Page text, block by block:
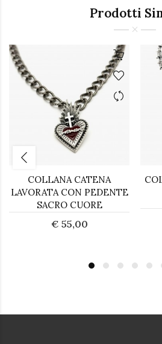
Prodotti
COLLANA CATENA
LAVORATA CON PEDENTE
SACRO CUORE
€ 55,00